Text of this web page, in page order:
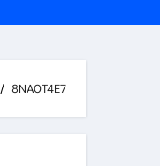
8NA0T4E7